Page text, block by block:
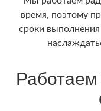
время, поэтому
сроки